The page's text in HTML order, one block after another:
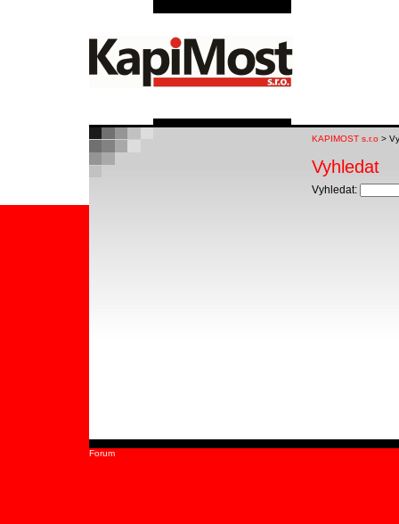
KAPIMOST s.r.o >
Vyhledat
Vyhledat:
Forum